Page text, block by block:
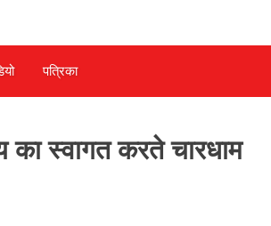
पत्रिका
का स्वागत करते चारधाम